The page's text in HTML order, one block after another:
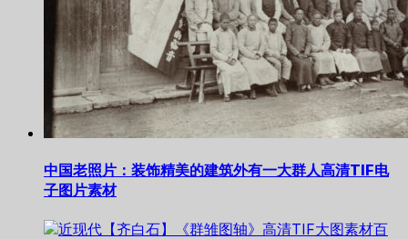
中国老照片：装饰精美的建筑外有一大群人高清TIF电
子图片素材